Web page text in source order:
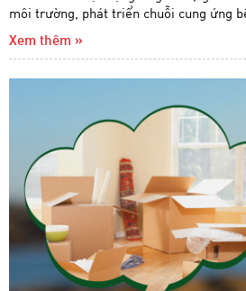
môi trường, phát triển chuỗi cung ứng
Xem thêm »